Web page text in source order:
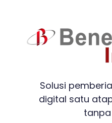
Solusi
digital satu